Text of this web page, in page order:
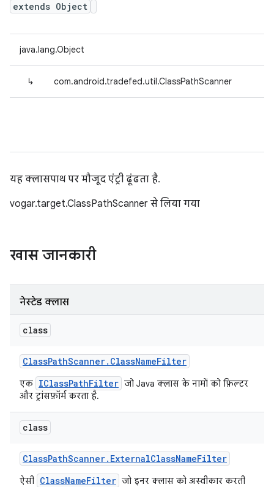
extends Object
java.lang.Object
↳ com.android.tradefed.util.ClassPathScanner
यह क्लासपाथ पर मौजूद एंट्री ढूंढता है.
vogar.target.ClassPathScanner से लिया गया
खास जानकारी
नेस्टेड क्लास
class
ClassPathScanner. ClassNameFilter
एक IClassPathFilter जो Java क्लास के नामों को फ़िल्टर
और ट्रांसफ़ॉर्म करता है.
class
ClassPathScanner. ExternalClassNameFilter
ऐसी ClassNameFilter जो इनर क्लास को अस्वीकार करती